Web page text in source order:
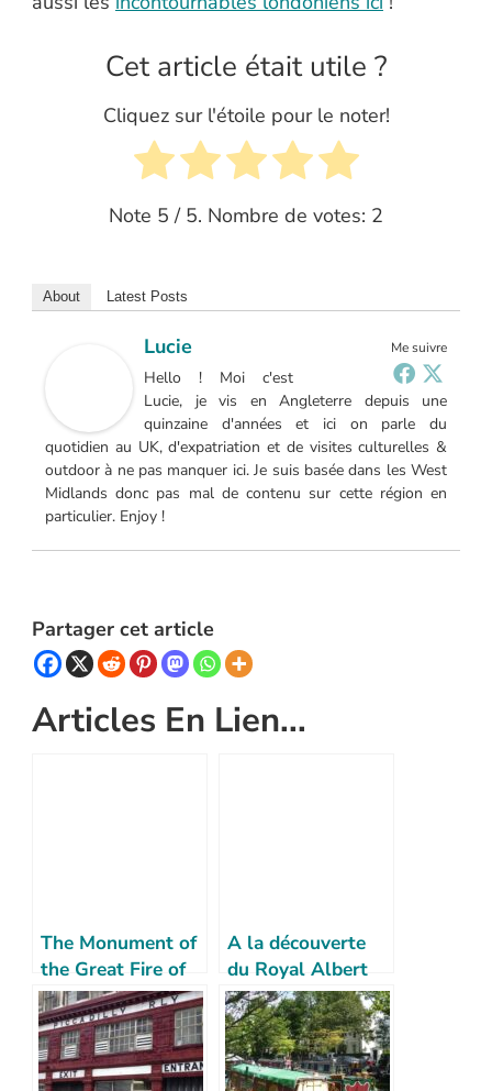
Cet article était utile ?
Cliquez sur l'étoile pour le noter!
Note 5 / 5. Nombre de votes: 2
About Latest Posts
Me suivre
Lucie
Hello ! Moi c'est
Lucie, je vis en Angleterre depuis une
quinzaine d'années et ici on parle du
quotidien au UK, d'expatriation et de visites culturelles &
outdoor à ne pas manquer ici. Je suis basée dans les West
Midlands donc pas mal de contenu sur cette région en
particulier. Enjoy !
Partager cet article
Articles En Lien...
The Monument of
the Great Fire of
London
A la découverte
du Royal Albert
Hall et Kensington
Gardens